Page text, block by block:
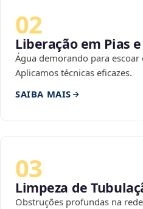
02
Liberação em Pias
Água demorando para
Aplicamos técnicas eficazes.
SAIBA MAIS
03
Limpeza de
Obstruções profundas na